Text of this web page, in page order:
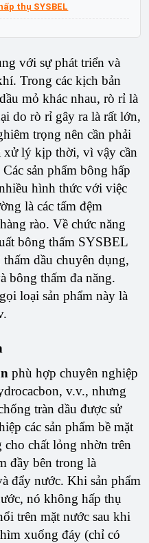
thụ SYSBEL
với sự phát triển và
Trong các kịch bản
mỏ khác nhau, rò rỉ là
do rò rỉ gây ra là rất lớn,
trọng nên cần phải
xử lý kịp thời, vì vậy cần
sản phẩm bông hấp
hình thức với việc
là các tấm đệm
rào. Về chức năng
bông thấm SYSBEL
dầu chuyên dụng,
bông thấm đa năng.
loại sản phẩm này là
phù hợp chuyên nghiệp
v.v., nhưng
tràn dầu được sử
các sản phẩm bề mặt
cho chất lỏng nhờn trên
đầy bên trong là
đẩy nước. Khi sản phẩm
nó không hấp thụ
trên mặt nước sau khi
xuống đáy (chỉ có